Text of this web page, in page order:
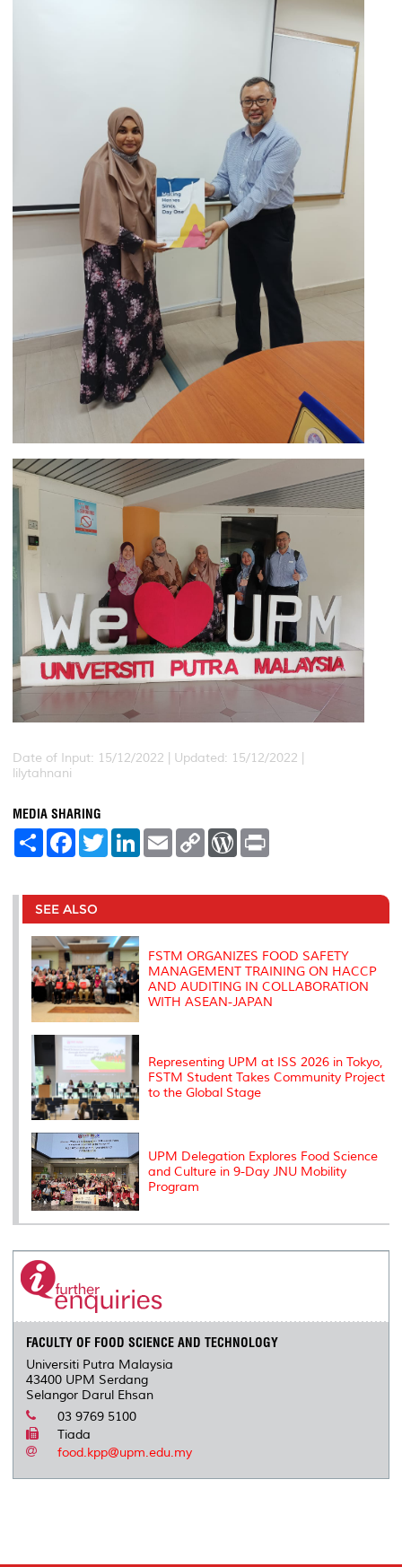
Date of Input: 15/12/2022 | Updated: 15/12/2022 |
lilytahnani
MEDIA SHARING
S
e
F
a
b
o
o
k
T
w
t
r
L
e
I
E
m
l
C
L
n
W
P
e
s
t
SEE ALSO
FSTM ORGANIZES FOOD SAFETY
MANAGEMENT TRAINING ON HACCP
AND AUDITING IN COLLABORATION
WITH ASEAN-JAPAN
Representing UPM at ISS 2026 in Tokyo,
FSTM Student Takes Community Project
to the Global Stage
UPM Delegation Explores Food Science
and Culture in 9-Day JNU Mobility
Program
FACULTY OF FOOD SCIENCE AND TECHNOLOGY
Universiti Putra Malaysia
43400 UPM Serdang
Selangor Darul Ehsan
03 9769 5100
Tiada
food.kpp@upm.edu.my